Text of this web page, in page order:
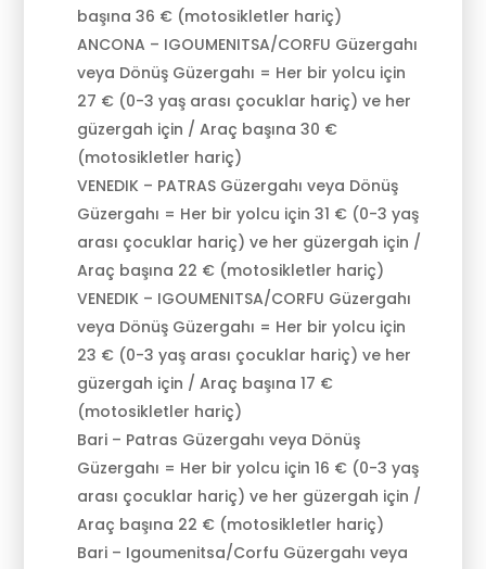
başına 36 € (motosikletler hariç)
ANCONA – IGOUMENITSA/CORFU Güzergahı
veya Dönüş Güzergahı = Her bir yolcu için
27 € (0-3 yaş arası çocuklar hariç) ve her
güzergah için / Araç başına 30 €
(motosikletler hariç)
VENEDIK – PATRAS Güzergahı veya Dönüş
Güzergahı = Her bir yolcu için 31 € (0-3 yaş
arası çocuklar hariç) ve her güzergah için /
Araç başına 22 € (motosikletler hariç)
VENEDIK – IGOUMENITSA/CORFU Güzergahı
veya Dönüş Güzergahı = Her bir yolcu için
23 € (0-3 yaş arası çocuklar hariç) ve her
güzergah için / Araç başına 17 €
(motosikletler hariç)
Bari – Patras Güzergahı veya Dönüş
Güzergahı = Her bir yolcu için 16 € (0-3 yaş
arası çocuklar hariç) ve her güzergah için /
Araç başına 22 € (motosikletler hariç)
Bari – Igoumenitsa/Corfu Güzergahı veya